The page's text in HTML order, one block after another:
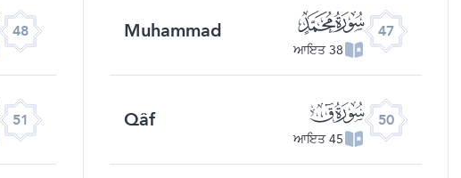
47 ﯜ
38 ਆਇਤ
Muhammad
48
50 ﯟ
45 ਆਇਤ
Qâf
51